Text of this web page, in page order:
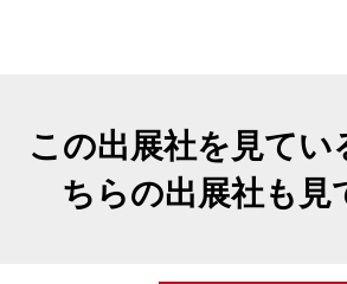
この出展社を見てい
ちらの出展社も見